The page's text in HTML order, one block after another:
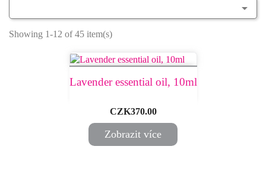

Showing 1-12 of 45 item(s)
Lavender essential oil, 10ml
Price
CZK370.00
Zobrazit více